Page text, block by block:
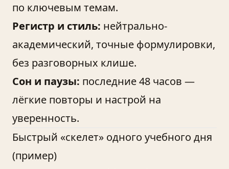
по ключевым темам.
Регистр и стиль: нейтрально-
академический, точные формулировки,
без разговорных клише.
Сон и паузы: последние 48 часов —
лёгкие повторы и настрой на
уверенность.
Быстрый «скелет» одного учебного дня
(пример)